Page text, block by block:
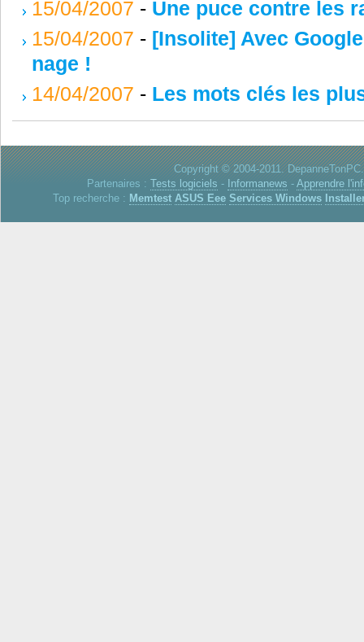
15/04/2007 - Une puce contre les
15/04/2007 - [Insolite] Avec
nage !
14/04/2007 - Les mots clés les
Copyright © 2004-2011.
Partenaires : Tests logiciels - Informanews - Apprendre
Top recherche : Memtest ASUS Eee Services Windows